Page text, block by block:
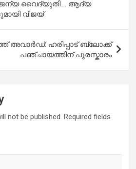
വൈദ്യുതി…. ആദ്യ
വിജയ്
അവാർഡ്: ഹരിപ്പാട് ബ്ലോക്ക്
പഞ്ചായത്തിന് പുരസ്കാരം
not be published. Required fields